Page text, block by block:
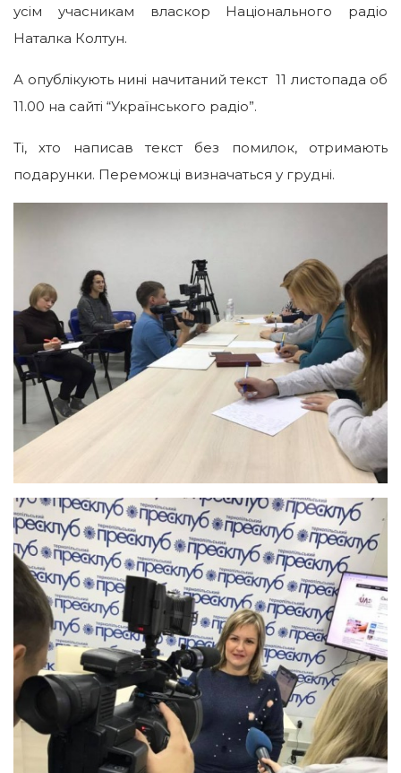
усім учасникам власкор Національного радіо
Наталка Колтун.
А опублікують нині начитаний текст 11 листопада об
11.00 на сайті “Українського радіо”.
Ті, хто написав текст без помилок, отримають
подарунки. Переможці визначаться у грудні.